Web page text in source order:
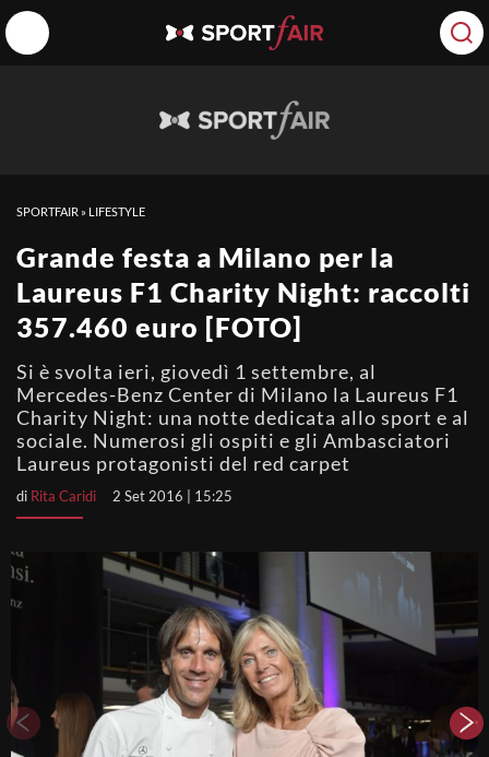
SPORTFAIR » LIFESTYLE
Grande festa a Milano per la
Laureus F1 Charity Night: raccolti
357.460 euro [FOTO]
Si è svolta ieri, giovedì 1 settembre, al
Mercedes-Benz Center di Milano la Laureus F1
Charity Night: una notte dedicata allo sport e al
sociale. Numerosi gli ospiti e gli Ambasciatori
Laureus protagonisti del red carpet
di Rita Caridi 2 Set 2016 | 15:25